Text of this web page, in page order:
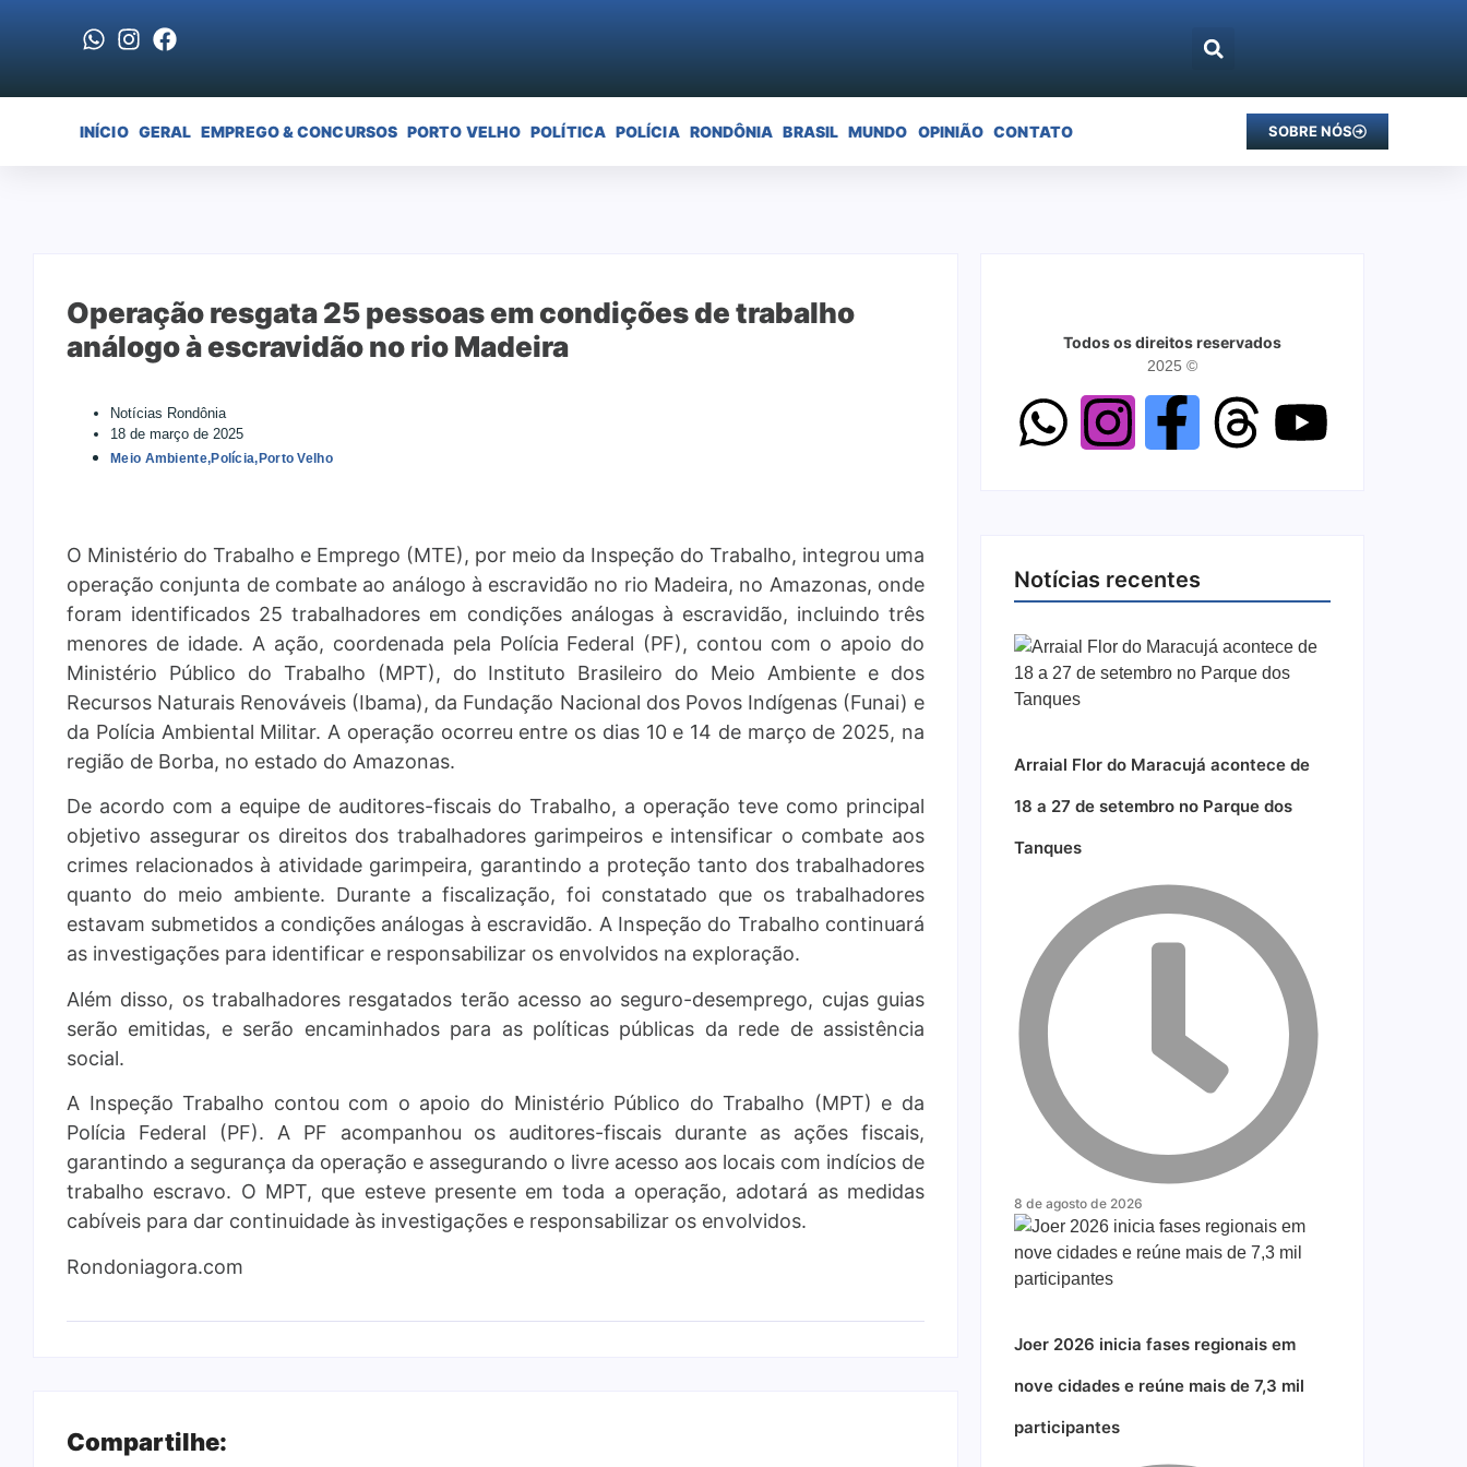
INÍCIO GERAL EMPREGO & CONCURSOS PORTO VELHO POLÍTICA POLÍCIA RONDÔNIA BRASIL MUNDO OPINIÃO CONTATO SOBRE NÓS
Operação resgata 25 pessoas em condições de trabalho
análogo à escravidão no rio Madeira
Notícias Rondônia
18 de março de 2025
Meio Ambiente,Polícia, Porto Velho
O Ministério do Trabalho e Emprego (MTE), por meio da Inspeção do Trabalho, integrou uma
operação conjunta de combate ao análogo à escravidão no rio Madeira, no Amazonas, onde
foram identificados 25 trabalhadores em condições análogas à escravidão, incluindo três
menores de idade. A ação, coordenada pela Polícia Federal (PF), contou com o apoio do
Ministério Público do Trabalho (MPT), do Instituto Brasileiro do Meio Ambiente e dos
Recursos Naturais Renováveis (Ibama), da Fundação Nacional dos Povos Indígenas (Funai) e
da Polícia Ambiental Militar. A operação ocorreu entre os dias 10 e 14 de março de 2025, na
região de Borba, no estado do Amazonas.
De acordo com a equipe de auditores-fiscais do Trabalho, a operação teve como principal
objetivo assegurar os direitos dos trabalhadores garimpeiros e intensificar o combate aos
crimes relacionados à atividade garimpeira, garantindo a proteção tanto dos trabalhadores
quanto do meio ambiente. Durante a fiscalização, foi constatado que os trabalhadores
estavam submetidos a condições análogas à escravidão. A Inspeção do Trabalho continuará
as investigações para identificar e responsabilizar os envolvidos na exploração.
Além disso, os trabalhadores resgatados terão acesso ao seguro-desemprego, cujas guias
serão emitidas, e serão encaminhados para as políticas públicas da rede de assistência
social.
A Inspeção Trabalho contou com o apoio do Ministério Público do Trabalho (MPT) e da
Polícia Federal (PF). A PF acompanhou os auditores-fiscais durante as ações fiscais,
garantindo a segurança da operação e assegurando o livre acesso aos locais com indícios de
trabalho escravo. O MPT, que esteve presente em toda a operação, adotará as medidas
cabíveis para dar continuidade às investigações e responsabilizar os envolvidos.
Rondoniagora.com
Compartilhe:
Todos os direitos reservados
2025 ©
Notícias recentes
Arraial Flor do Maracujá acontece de
18 a 27 de setembro no Parque dos
Tanques
8 de agosto de 2026
Joer 2026 inicia fases regionais em
nove cidades e reúne mais de 7,3 mil
participantes